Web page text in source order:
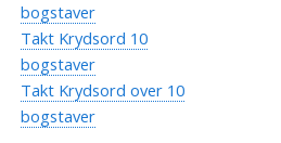
bogstaver
Takt Krydsord 10
bogstaver
Takt Krydsord over 10
bogstaver